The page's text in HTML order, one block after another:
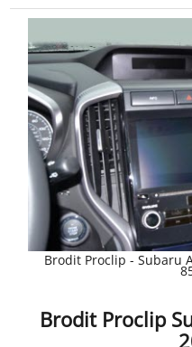
Brodit Proclip - Subaru
Brodit Proclip